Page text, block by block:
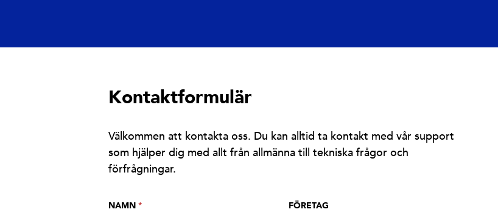
Kontaktformulär
Välkommen att kontakta oss. Du kan alltid ta kontakt med vår support
som hjälper dig med allt från allmänna till tekniska frågor och
förfrågningar.
NAMN * FÖRETAG